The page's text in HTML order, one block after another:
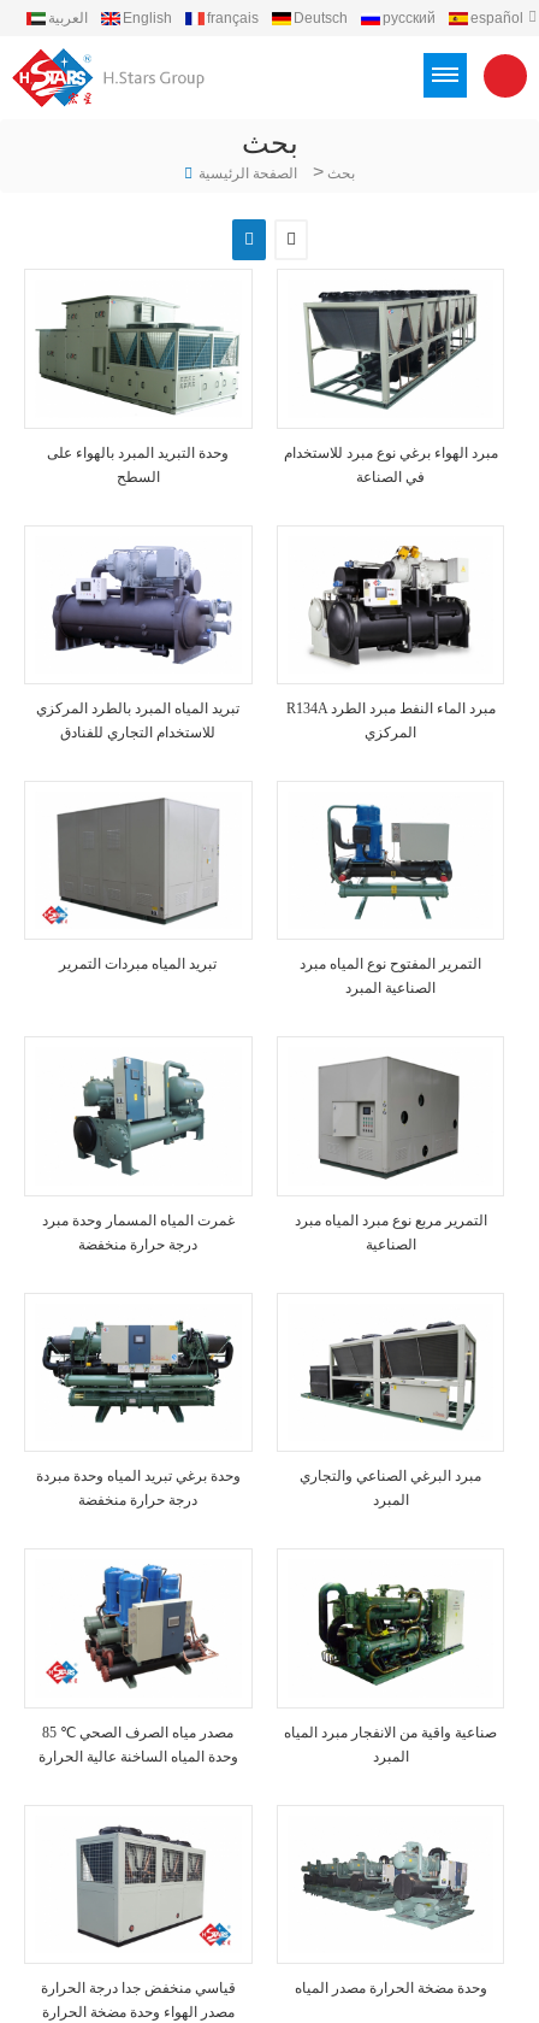
العربية English français Deutsch русский
español
بحث
الصفحة الرئيسية > بحث
وحدة التبريد المبرد بالهواء على
السطح
مبرد الهواء برغي نوع مبرد للاستخدام
في الصناعة
تبريد المياه المبرد بالطرد المركزي
للاستخدام التجاري للفنادق
R134A مبرد الماء النفط مبرد الطرد
المركزي
تبريد المياه مبردات التمرير
التمرير المفتوح نوع المياه مبرد
الصناعية المبرد
غمرت المياه المسمار وحدة مبرد
درجة حرارة منخفضة
التمرير مربع نوع مبرد المياه مبرد
الصناعية
وحدة برغي تبريد المياه وحدة مبردة
درجة حرارة منخفضة
مبرد البرغي الصناعي والتجاري
المبرد
85 ℃ مصدر مياه الصرف الصحي
وحدة المياه الساخنة عالية الحرارة
صناعية واقية من الانفجار مبرد المياه
المبرد
قياسي منخفض جدا درجة الحرارة
مصدر الهواء وحدة مضخة الحرارة
وحدة مضخة الحرارة مصدر المياه